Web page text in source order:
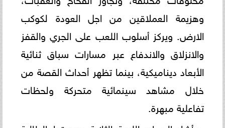
وهزيمة العملاقين من اجل العودة لكوكب
الارض. ويركز أسلوب اللعب على الجري والقفز
والانزلاق والاندفاع عبر مسارات سباق ثنائية
الأبعاد ديناميكية، بينما تظهر أحداث القصة من
خلال مشاهد سينمائية متحركة ولحظات
تفاعلية مبهرة.